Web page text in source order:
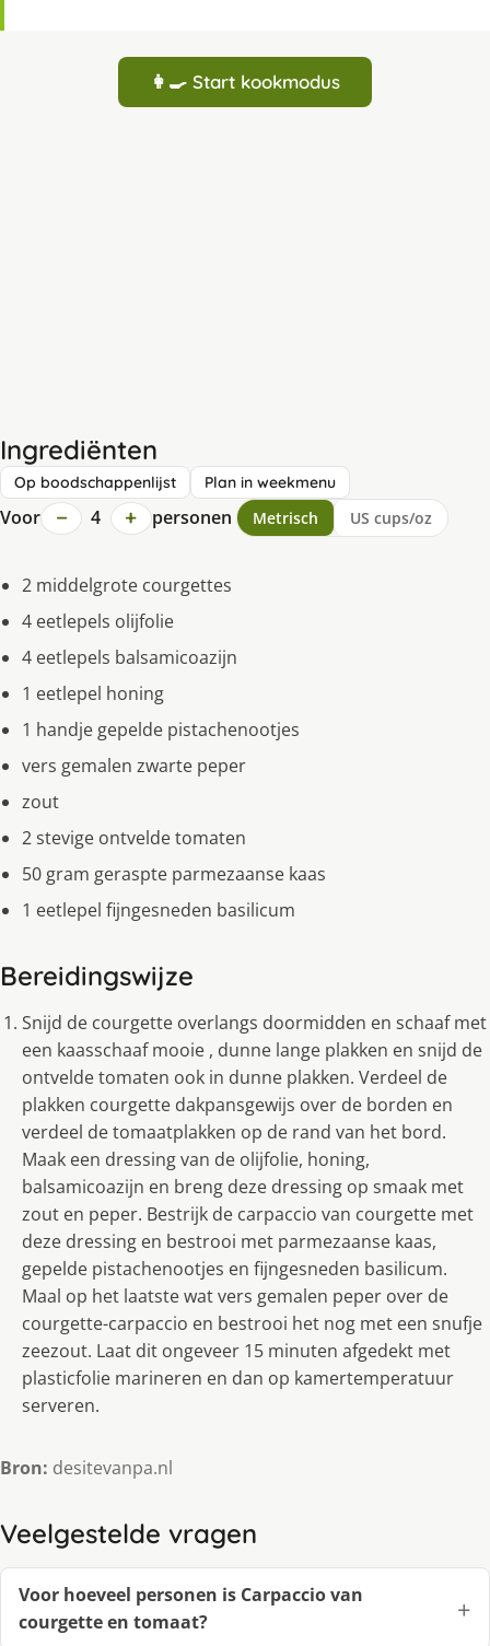
👩‍🍳 Start kookmodus
Ingrediënten
Op boodschappenlijst Plan in weekmenu
Voor − 4 + personen Metrisch US cups/oz
2 middelgrote courgettes
4 eetlepels olijfolie
4 eetlepels balsamicoazijn
1 eetlepel honing
1 handje gepelde pistachenootjes
vers gemalen zwarte peper
zout
2 stevige ontvelde tomaten
50 gram geraspte parmezaanse kaas
1 eetlepel fijngesneden basilicum
Bereidingswijze
Snijd de courgette overlangs doormidden en schaaf met
een kaasschaaf mooie , dunne lange plakken en snijd de
ontvelde tomaten ook in dunne plakken. Verdeel de
plakken courgette dakpansgewijs over de borden en
verdeel de tomaatplakken op de rand van het bord.
Maak een dressing van de olijfolie, honing,
balsamicoazijn en breng deze dressing op smaak met
zout en peper. Bestrijk de carpaccio van courgette met
deze dressing en bestrooi met parmezaanse kaas,
gepelde pistachenootjes en fijngesneden basilicum.
Maal op het laatste wat vers gemalen peper over de
courgette-carpaccio en bestrooi het nog met een snufje
zeezout. Laat dit ongeveer 15 minuten afgedekt met
plasticfolie marineren en dan op kamertemperatuur
serveren.
Bron: desitevanpa.nl
Veelgestelde vragen
Voor hoeveel personen is Carpaccio van
courgette en tomaat?